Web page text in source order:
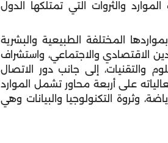
والثروات التي تمتلكها الدول
المختلفة الطبيعية والبشرية
الاقتصادي والاجتماعي، واستشراف
والتقنيات، إلى جانب دور الاتصال
على أربعة محاور تشمل الموارد
وثروة التكنولوجيا والبيانات وهي